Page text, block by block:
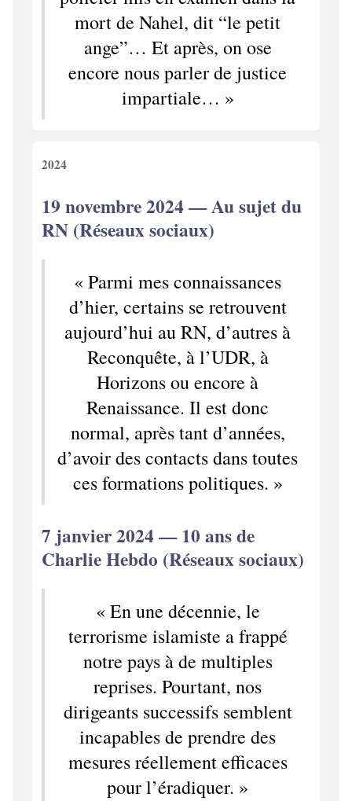
mort de Nahel, dit “le petit
ange”… Et après, on ose
encore nous parler de justice
impartiale… »
2024
19 novembre 2024 — Au sujet du
RN (Réseaux sociaux)
« Parmi mes connaissances
d’hier, certains se retrouvent
aujourd’hui au RN, d’autres à
Reconquête, à l’UDR, à
Horizons ou encore à
Renaissance. Il est donc
normal, après tant d’années,
d’avoir des contacts dans toutes
ces formations politiques. »
7 janvier 2024 — 10 ans de
Charlie Hebdo (Réseaux sociaux)
« En une décennie, le
terrorisme islamiste a frappé
notre pays à de multiples
reprises. Pourtant, nos
dirigeants successifs semblent
incapables de prendre des
mesures réellement efficaces
pour l’éradiquer. »